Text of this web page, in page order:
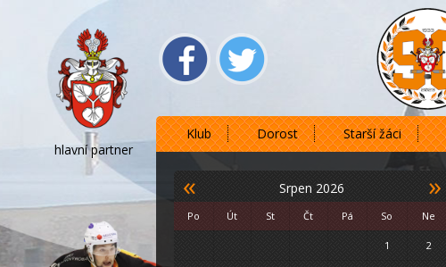
Klub Dorost Starší žáci
« »
Srpen 2026
Po Út St Čt Pá So Ne
1 2
hlavní partner